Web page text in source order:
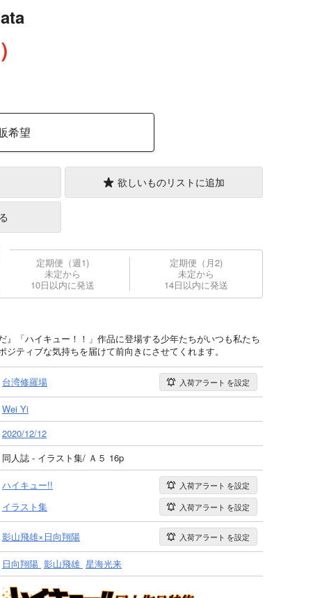
希望
欲しいものリストに追加
定期便（週1)
未定から
10日以内に発送
定期便（月2)
未定から
14日以内に発送
』「ハイキュー！！」作品に登場する少年たちがいつも私たち
ティブな気持ちを届けて前向きにさせてくれます。
台湾修羅場 入荷アラート を設定
Wei Yi
2020/12/12
同人誌 - イラスト集/ Ａ５ 16p
ハイキュー!! 入荷アラート を設定
イラスト集 入荷アラート を設定
影山飛雄×日向翔陽 入荷アラート を設定
日向翔陽 影山飛雄 星海光来